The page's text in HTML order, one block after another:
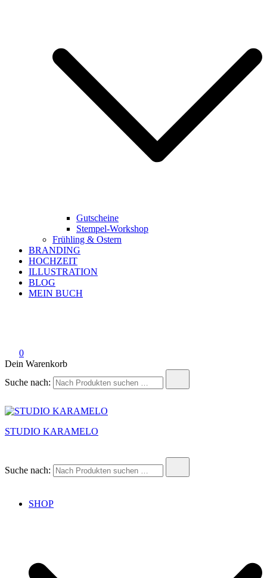
Gutscheine
Stempel-Workshop
Frühling & Ostern
BRANDING
HOCHZEIT
ILLUSTRATION
BLOG
MEIN BUCH
0
Dein Warenkorb
Suche nach:
STUDIO KARAMELO
Suche nach:
SHOP